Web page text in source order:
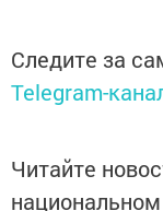
Следите за
Telegram-
Читайте